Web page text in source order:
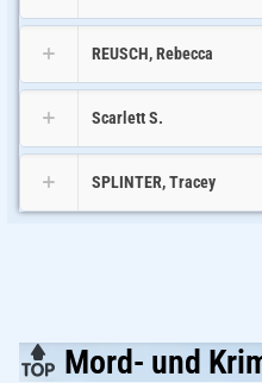
REUSCH, Rebecca
Scarlett S.
SPLINTER, Tracey
Mord- und